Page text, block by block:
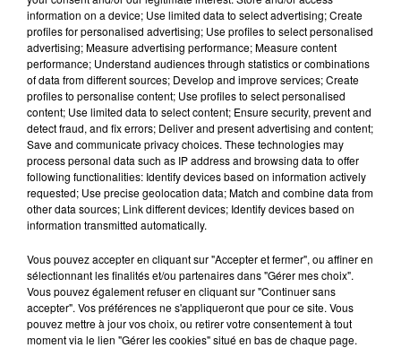
18h03
18h03
ALEX WARREN
Fever Dream
17h57
17h57
CAMERON WHITCOMB
Medusa
17h55
17h55
JÉRÉMY FREROT
Frerot
dépôt de cookies que vous avez exprimé. Si vous
souhaitez l'afficher, merci de nous donner votre accord
en cliquant sur le bouton ci-dessous.
information on a device; Use limited data to select advertising; Create
profiles for personalised advertising; Use profiles to select personalised
advertising; Measure advertising performance; Measure content
performance; Understand audiences through statistics or combinations
of data from different sources; Develop and improve services; Create
profiles to personalise content; Use profiles to select personalised
content; Use limited data to select content; Ensure security, prevent and
detect fraud, and fix errors; Deliver and present advertising and content;
Save and communicate privacy choices. These technologies may
process personal data such as IP address and browsing data to offer
following functionalities: Identify devices based on information actively
requested; Use precise geolocation data; Match and combine data from
other data sources; Link different devices; Identify devices based on
information transmitted automatically.
Vous pouvez accepter en cliquant sur "Accepter et fermer", ou affiner en
sélectionnant les finalités et/ou partenaires dans "Gérer mes choix".
Vous pouvez également refuser en cliquant sur "Continuer sans
accepter". Vos préférences ne s'appliqueront que pour ce site. Vous
pouvez mettre à jour vos choix, ou retirer votre consentement à tout
moment via le lien "Gérer les cookies" situé en bas de chaque page.